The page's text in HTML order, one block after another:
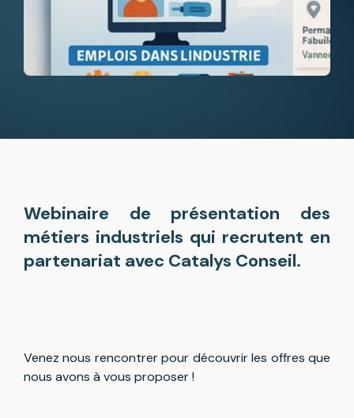
Webinaire de présentation des
métiers industriels qui recrutent en
partenariat avec Catalys Conseil.
Venez nous rencontrer pour découvrir les offres que
nous avons à vous proposer !